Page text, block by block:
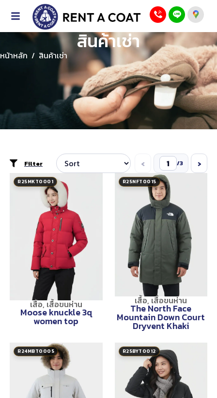
สินค้าเช่า
หน้าหลัก / สินค้าเช่า
Filter ‹ /3 ›
R25MKT0001
เสื้อ,เสื้อขนห่าน
Moose knuckle 3q
women top
R25NFT0015
เสื้อ,เสื้อขนห่าน
The North Face
Mountain Down Court
Dryvent Khaki
R24MBT0005 R25BYT0012